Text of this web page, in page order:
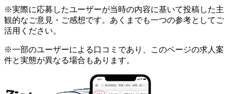
※実際に応募したユーザーが当時の内容に基いて投稿した主
観的なご意見・ご感想です。あくまでも一つの参考としてご
活用ください。
※一部のユーザーによる口コミであり、このページの求人案
件と実態が異なる場合もあります。